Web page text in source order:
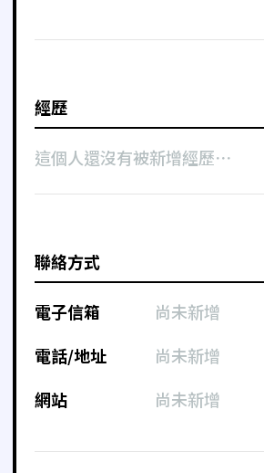
經歷
這個人還沒有被新增經歷⋯
聯絡方式
電子信箱
尚未新增
電話/地址
尚未新增
網站
尚未新增